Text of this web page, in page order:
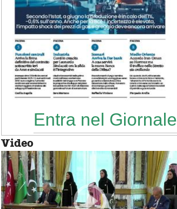
Entra nel Giornale
Video